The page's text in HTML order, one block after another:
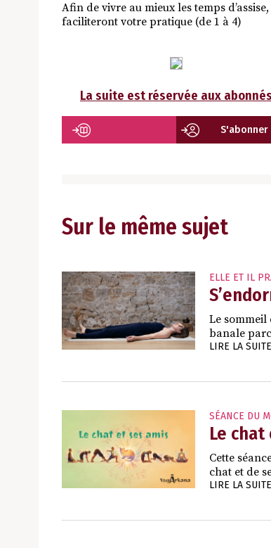
Afin de vivre au mieux les temps
faciliteront votre pratique (de 1 à 4)
La suite est réservée aux abonnés
S'abonner
Sur le même sujet
ELLE ET IL
Le sommeil
banale
LIRE LA SUITE
SÉANCE DU
Le chat
Cette
chat et de
LIRE LA SUITE